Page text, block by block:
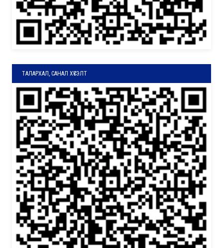
ТАЛАРХАЛ, САНАЛ ХҮСЭЛТ